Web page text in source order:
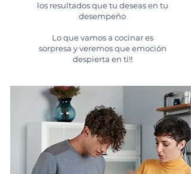
los resultados que tu deseas en tu
desempeño
Lo que vamos a cocinar es
sorpresa y veremos que emoción
despierta en ti!!